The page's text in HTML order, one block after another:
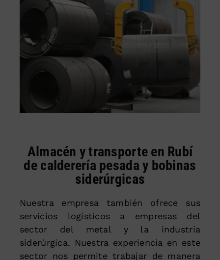
Almacén y transporte en Rubí
de calderería pesada y bobinas
siderúrgicas
Nuestra empresa también ofrece sus
servicios logísticos a empresas del
sector del metal y la industria
siderúrgica. Nuestra experiencia en este
sector nos permite trabajar de manera